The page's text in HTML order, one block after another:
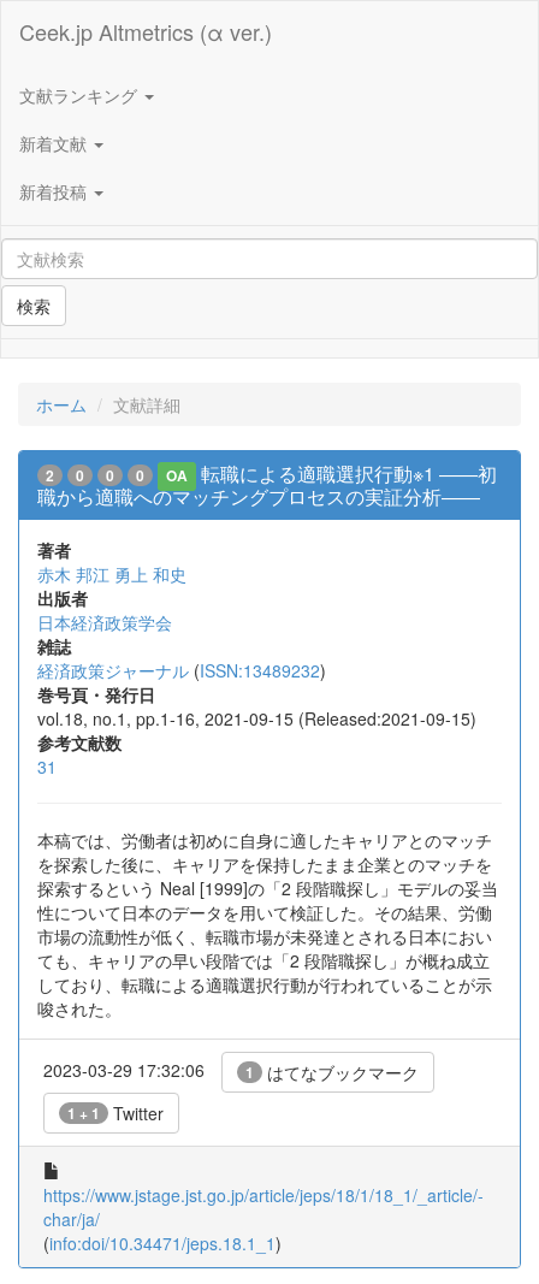
Ceek.jp Altmetrics (α ver.)
文献ランキング
新着文献
新着投稿
検索
ホーム 文献詳細
2 0 0 0 OA
転職による適職選択行動※1 ――初
職から適職へのマッチングプロセスの実証分析――
著者
赤木 邦江 勇上 和史
出版者
日本経済政策学会
雑誌
経済政策ジャーナル (ISSN:13489232)
巻号頁・発行日
vol.18, no.1, pp.1-16, 2021-09-15 (Released:2021-09-15)
参考文献数
31
本稿では、労働者は初めに自身に適したキャリアとのマッチ
を探索した後に、キャリアを保持したまま企業とのマッチを
探索するという Neal [1999]の「2 段階職探し」モデルの妥当
性について日本のデータを用いて検証した。その結果、労働
市場の流動性が低く、転職市場が未発達とされる日本におい
ても、キャリアの早い段階では「2 段階職探し」が概ね成立
しており、転職による適職選択行動が行われていることが示
唆された。
2023-03-29 17:32:06 1 はてなブックマーク
1 + 1 Twitter
https://www.jstage.jst.go.jp/article/jeps/18/1/18_1/_article/-
char/ja/
(info:doi/10.34471/jeps.18.1_1)